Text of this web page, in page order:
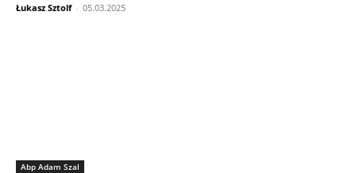
Łukasz Sztolf - 05.03.2025
Abp Adam Szal